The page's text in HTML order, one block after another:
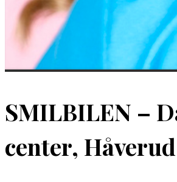
SMILBILEN –
center, Håverud